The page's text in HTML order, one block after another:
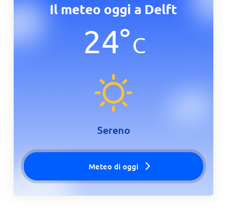
Il meteo oggi a Delft
24°C
Sereno
Meteo di oggi